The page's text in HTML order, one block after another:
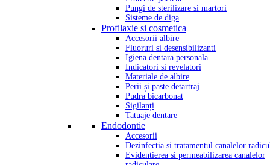
Pungi de sterilizare si martori
Sisteme de diga
Profilaxie si cosmetica
Accesorii albire
Fluoruri si desensibilizanti
Igiena dentara personala
Indicatori si revelatori
Materiale de albire
Perii și paste detartraj
Pudra bicarbonat
Sigilanți
Tatuaje dentare
Endodontie
Accesorii
Dezinfectia si tratamentul canalelor
Evidentierea si permeabilizarea canalelor